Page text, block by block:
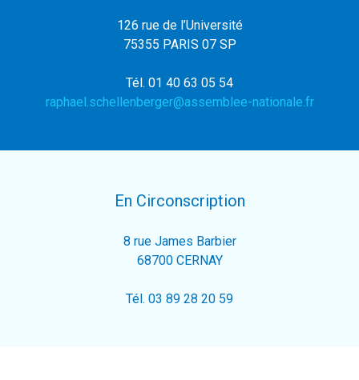
126 rue de l’Université
75355 PARIS 07 SP
Tél. 01 40 63 05 54
raphael.schellenberger@assemblee-nationale.fr
En Circonscription
8 rue James Barbier
68700 CERNAY
Tél. 03 89 28 20 59